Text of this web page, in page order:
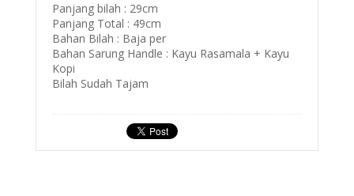
Panjang bilah : 29cm
Panjang Total : 49cm
Bahan Bilah : Baja per
Bahan Sarung Handle : Kayu Rasamala + Kayu
Kopi
Bilah Sudah Tajam